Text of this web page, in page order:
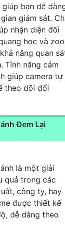
bạn dễ
giám sát.
nhận diện đối
học và
năng quan
Tính năng cảm
giúp camera tự
theo dõi đối
Đem Lại
là một giải
quả trong các
công ty, hay
được thiết kế
dễ dàng theo